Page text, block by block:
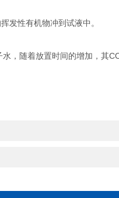
发性有机物冲到试液中。
，随着放置时间的增加，其